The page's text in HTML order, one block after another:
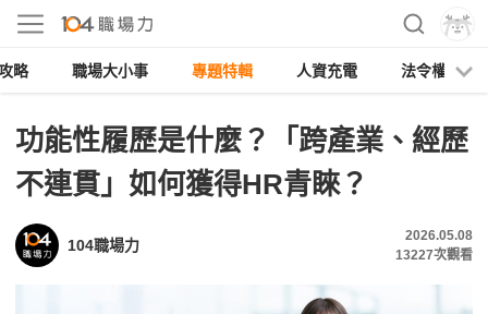
略 職場大小事 專題特輯 人資充電 法令權益
功能性履歷是什麼？「跨產業、經歷
不連貫」如何獲得HR青睞？
104職場力
2026.05.08
13227次觀看